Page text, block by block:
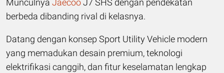
berbeda dibanding rival di kelasnya.
Datang dengan konsep Sport Utility Vehicle modern
yang memadukan desain premium, teknologi
elektrifikasi canggih, dan fitur keselamatan lengkap